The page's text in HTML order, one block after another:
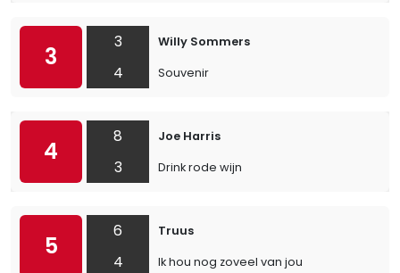
3
3
4
Willy Sommers
Souvenir
4
8
3
Joe Harris
Drink rode wijn
5
6
4
Truus
Ik hou nog zoveel van jou